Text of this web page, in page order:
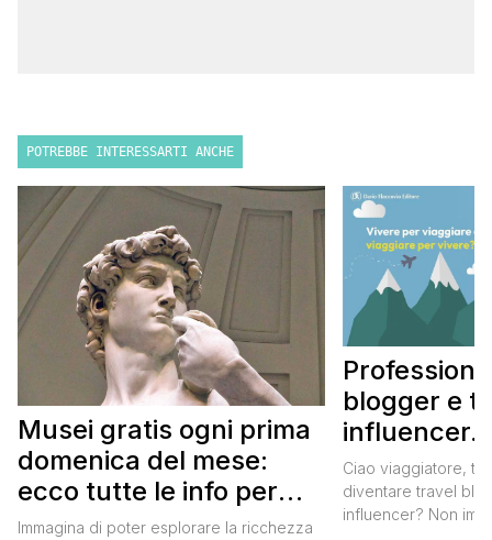
POTREBBE INTERESSARTI ANCHE
Musei gratis ogni prima
domenica del mese:
ecco tutte le info per
approfittarne
Immagina di poter esplorare la ricchezza
blogger e
influencer.
tua
in un lavoro
Ciao viaggiatore, ti
diventare travel
influencer? Non